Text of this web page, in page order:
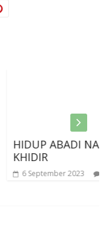
ABADI NABI
6 September 2023 0